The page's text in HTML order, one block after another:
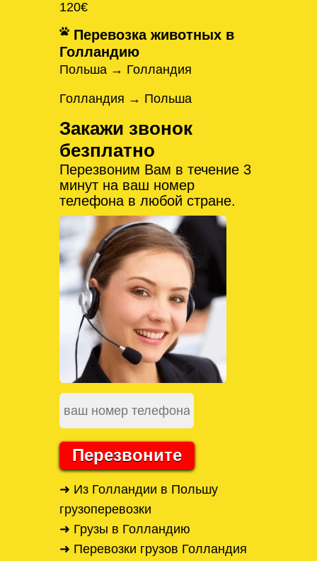
120€
Перевозка животных в
Голландию
Польша → Голландия
Голландия → Польша
Закажи звонок
безплатно
Перезвоним Вам в течение 3
минут на ваш номер
телефона в любой стране.
Перезвоните
➜ Из Голландии в Польшу
грузоперевозки
➜ Грузы в Голландию
➜ Перевозки грузов Голландия